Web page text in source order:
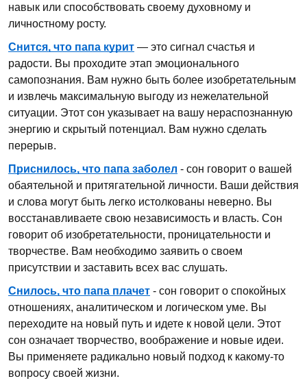
навык или способствовать своему духовному и
личностному росту.
Снится, что папа курит — это сигнал счастья и
радости. Вы проходите этап эмоционального
самопознания. Вам нужно быть более изобретательным
и извлечь максимальную выгоду из нежелательной
ситуации. Этот сон указывает на вашу нераспознанную
энергию и скрытый потенциал. Вам нужно сделать
перерыв.
Приснилось, что папа заболел - сон говорит о вашей
обаятельной и притягательной личности. Ваши действия
и слова могут быть легко истолкованы неверно. Вы
восстанавливаете свою независимость и власть. Сон
говорит об изобретательности, проницательности и
творчестве. Вам необходимо заявить о своем
присутствии и заставить всех вас слушать.
Снилось, что папа плачет - сон говорит о спокойных
отношениях, аналитическом и логическом уме. Вы
переходите на новый путь и идете к новой цели. Этот
сон означает творчество, воображение и новые идеи.
Вы применяете радикально новый подход к какому-то
вопросу своей жизни.